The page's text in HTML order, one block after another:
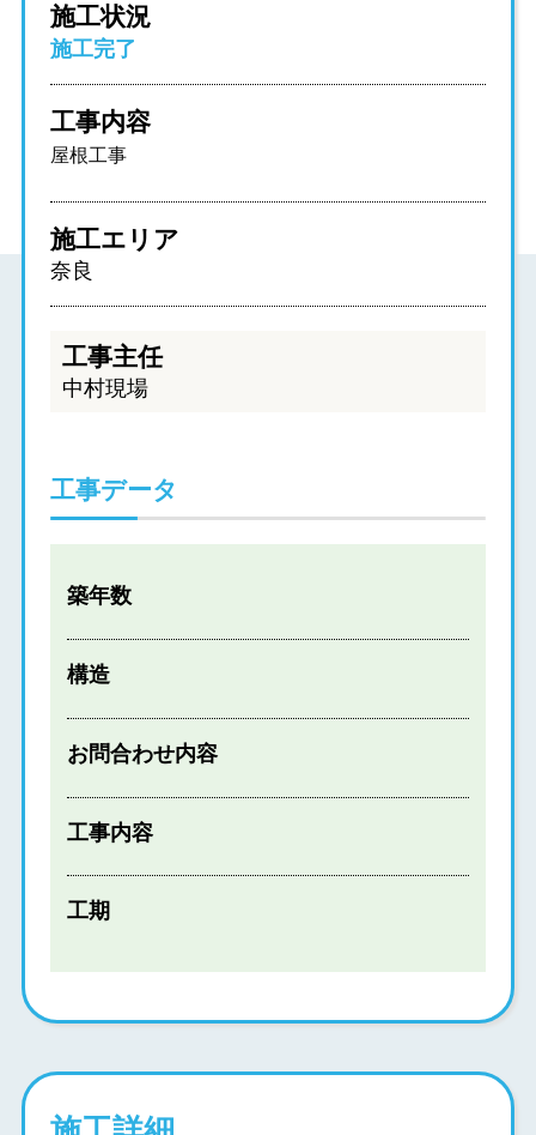
施工状況
施工完了
工事内容
屋根工事
施工エリア
奈良
工事主任
中村現場
工事データ
築年数
構造
お問合わせ内容
工事内容
工期